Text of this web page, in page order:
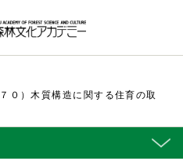
０）木質構造に関する住育の取